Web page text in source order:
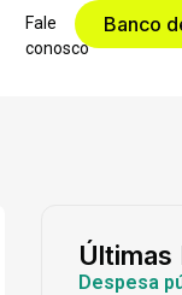
Fale
conosco
Banco
Últimas
Despesa